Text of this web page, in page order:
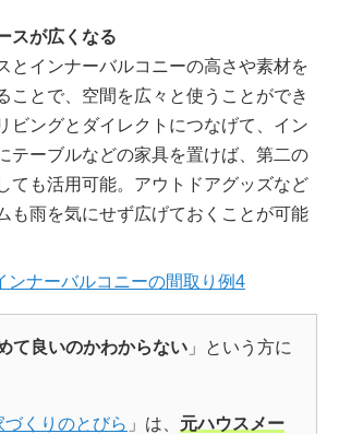
スが広くなる
とインナーバルコニーの高さや素材を
ことで、空間を広々と使うことができ
ビングとダイレクトにつなげて、イン
テーブルなどの家具を置けば、第二の
ても活用可能。アウトドアグッズなど
も雨を気にせず広げておくことが可能
ンナーバルコニーの間取り例4
て良いのかわからない 」という方に
づくりのとびら 」は、 元ハウスメー